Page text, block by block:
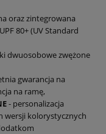
oraz zintegrowana
80+ (UV Standard
dwuosobowe zwężone
gwarancja na
na ramę,
- personalizacja
wersji kolorystycznych